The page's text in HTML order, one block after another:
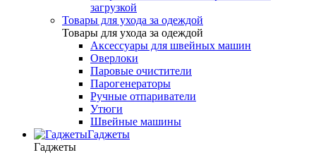
загрузкой
Товары для ухода за одеждой
Товары для ухода за одеждой
Аксессуары для швейных машин
Оверлоки
Паровые очистители
Парогенераторы
Ручные отпариватели
Утюги
Швейные машины
Гаджеты
Гаджеты